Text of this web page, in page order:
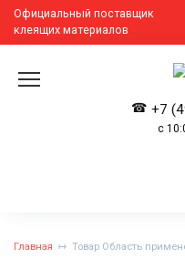
Перейти
содержанию
Официальный поставщик
клеящих материалов
+7
с
Главная Товар Область